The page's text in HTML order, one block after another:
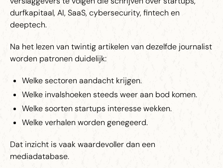
durfkapitaal, AI, SaaS, cybersecurity, fintech en
deeptech.
Na het lezen van twintig artikelen van dezelfde journalist
worden patronen duidelijk:
Welke sectoren aandacht krijgen.
Welke invalshoeken steeds weer aan bod komen.
Welke soorten startups interesse wekken.
Welke verhalen worden genegeerd.
Dat inzicht is vaak waardevoller dan een
mediadatabase.